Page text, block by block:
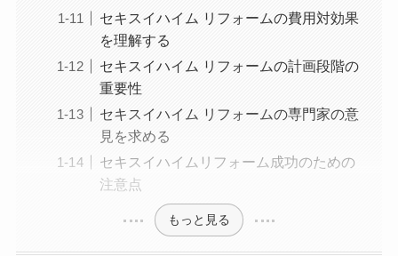
セキスイハイム リフォームの費用対効果
を理解する
セキスイハイム リフォームの計画段階の
重要性
セキスイハイム リフォームの専門家の意
見を求める
セキスイハイムリフォーム成功のための
注意点
もっと見る